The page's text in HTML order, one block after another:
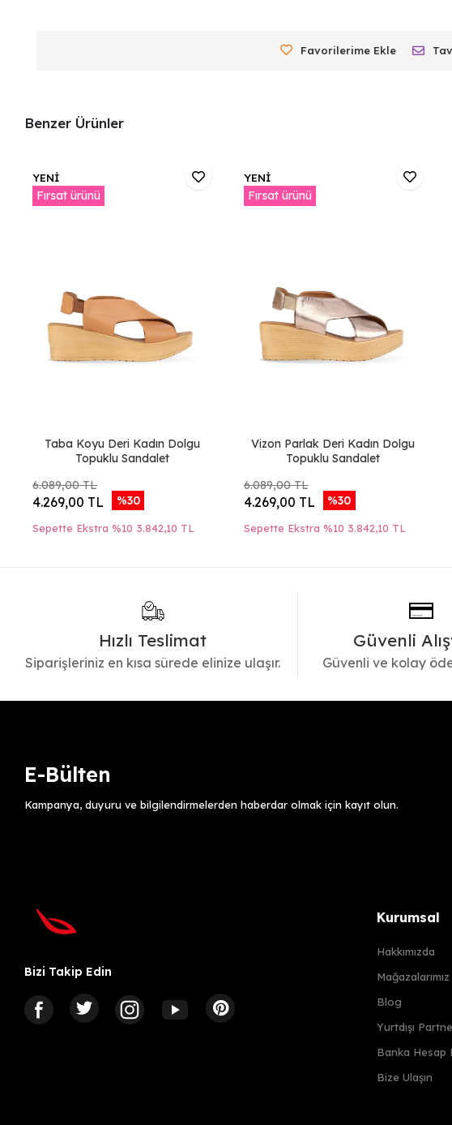
Favorilerime Ekle
Benzer Ürünler
YENİ
Fırsat ürünü
Taba Koyu Deri Kadın Dolgu
Topuklu Sandalet
6.089,00 TL
4.269,00 TL %30
Sepette Ekstra %10 3.842,10 TL
YENİ
Fırsat ürünü
Vizon Parlak Deri Kadın Dolgu
Topuklu Sandalet
6.089,00 TL
4.269,00 TL %30
Sepette Ekstra %10 3.842,10 TL
Hızlı Teslimat
Siparişleriniz en kısa sürede elinize ulaşır.
Güvenli
Güvenli ve kolay
E-Bülten
Kampanya, duyuru ve bilgilendirmelerden haberdar olmak için kayıt olun.
Bizi Takip Edin
Kurumsal
Hakkımızda
Mağazalarımız
Blog
Yurtdışı
Banka Hesap
Bize Ulaşın